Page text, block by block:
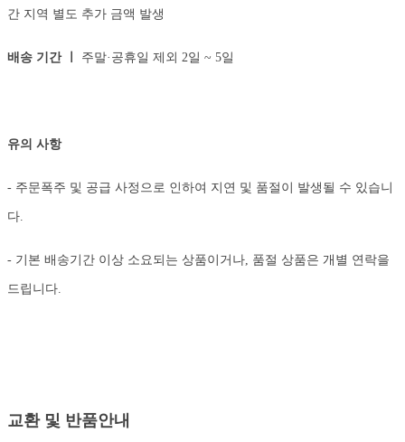
간 지역 별도 추가 금액 발생
배송 기간 ㅣ 주말·공휴일 제외 2일 ~ 5일
유의 사항
- 주문폭주 및 공급 사정으로 인하여 지연 및 품절이 발생될 수 있습니
다.
- 기본 배송기간 이상 소요되는 상품이거나, 품절 상품은 개별 연락을
드립니다.
교환 및 반품안내